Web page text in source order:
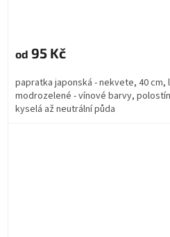
od 95 Kč
papratka japonská - nekvete, 40
modrozelené - vínové barvy,
kyselá až neutrální půda